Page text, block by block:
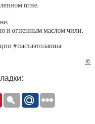
огне.
и огненным маслом чили.
#пастаэтолапша
©